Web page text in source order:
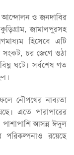
আন্দোলন ও জনদাবির
জামালপুরসহ
হিসেবে এটি
সংকট, চর জেগে ওঠা
ঘটে। সর্বশেষ গত
ফলে নৌপথের নাব্যতা
এতে পারাপারের
পাশাপাশি আসন্ন ঈদুল
রয়েছে